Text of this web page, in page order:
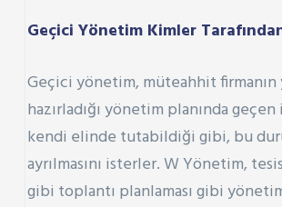
Geçici Yönetim Kimler
Geçici yönetim, müteahhit
hazırladığı yönetim planında
kendi elinde tutabildiği gibi, bu
ayrılmasını isterler. W Yönetim,
gibi toplantı planlaması gibi